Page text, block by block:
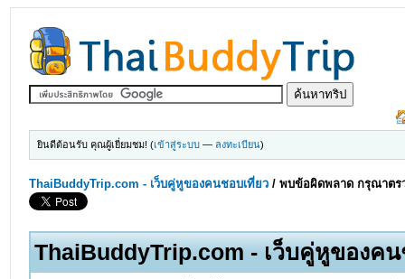
ยินดีต้อนรับ คุณผู้เยี่ยมชม! (เข้าสู่ระบบ — ลงทะเบียน)
ThaiBuddyTrip.com - เว็บคู่หูของคนชอบเที่ยว /พบข้อผิดพลาด กรุณาตร
ThaiBuddyTrip.com - เว็บคู่หูของค